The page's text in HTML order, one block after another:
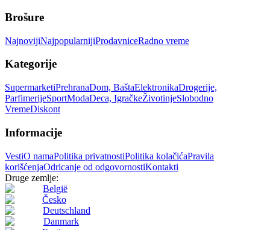
Brošure
NajnovijiNajpopularnijiProdavniceRadno vreme
Kategorije
SupermarketiPrehranaDom, BaštaElektronikaDrogerije,
ParfimerijeSportModaDeca, IgračkeŽivotinjeSlobodno
VremeDiskont
Informacije
VestiO namaPolitika privatnostiPolitika kolačićaPravila
korišćenjaOdricanje od odgovornostiKontakti
Druge zemlje:
België
Česko
Deutschland
Danmark